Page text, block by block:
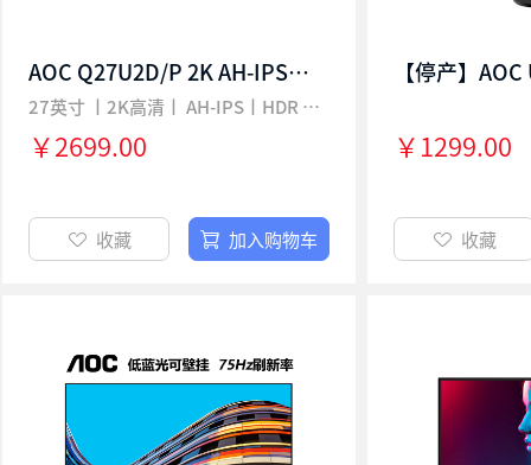
AOC Q27U2D/P 2K AH-IPS四边微边 HDR400认证 Type-C接口 65W
27英寸 丨2K高清丨 AH-IPS丨HDR 400 丨 Type-C 65W
￥2699.00
收藏 加入购物车
￥1299.00
收藏